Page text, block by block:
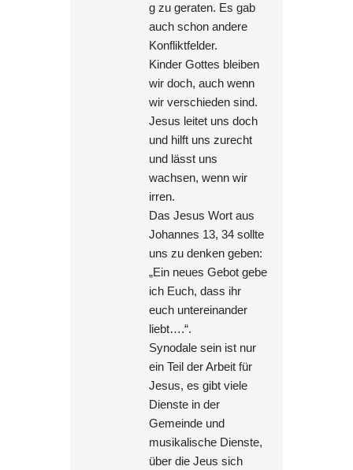
g zu geraten. Es gab
auch schon andere
Konfliktfelder.
Kinder Gottes bleiben
wir doch, auch wenn
wir verschieden sind.
Jesus leitet uns doch
und hilft uns zurecht
und lässt uns
wachsen, wenn wir
irren.
Das Jesus Wort aus
Johannes 13, 34 sollte
uns zu denken geben:
„Ein neues Gebot gebe
ich Euch, dass ihr
euch untereinander
liebt….“.
Synodale sein ist nur
ein Teil der Arbeit für
Jesus, es gibt viele
Dienste in der
Gemeinde und
musikalische Dienste,
über die Jeus sich